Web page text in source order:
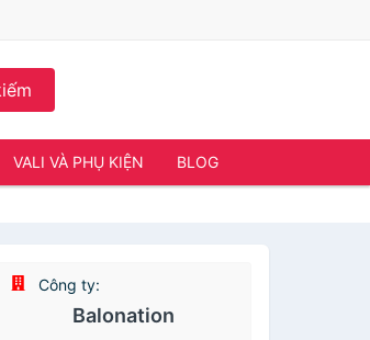
VALI VÀ PHỤ KIỆN BLOG
Công ty:
Balonation